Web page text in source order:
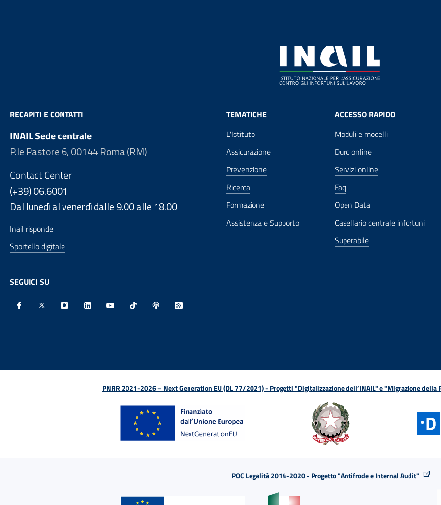
RECAPITI E CONTATTI
INAIL Sede centrale
P.le Pastore 6, 00144 Roma (RM)
Contact Center
(+39) 06.6001
Dal lunedì al venerdì dalle 9.00 alle 18.00
Inail risponde
Sportello digitale
SEGUICI SU
TEMATICHE
L'Istituto
Assicurazione
Prevenzione
Ricerca
Formazione
Assistenza e Supporto
ACCESSO RAPIDO
Moduli e modelli
Durc online
Servizi online
Faq
Open Data
Casellario centrale infortuni
Superabile
PNRR 2021-2026 – Next Generation EU (DL 77/2021) - Progetti "Digitalizzazione dell’INAIL" e "Migrazione della
POC Legalità 2014-2020 - Progetto "Antifrode e Internal Audit"